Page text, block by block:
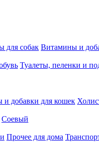
для собак Витамины и
Туалеты, пеленки и
добавки для кошек
Соевый
Прочее для дома